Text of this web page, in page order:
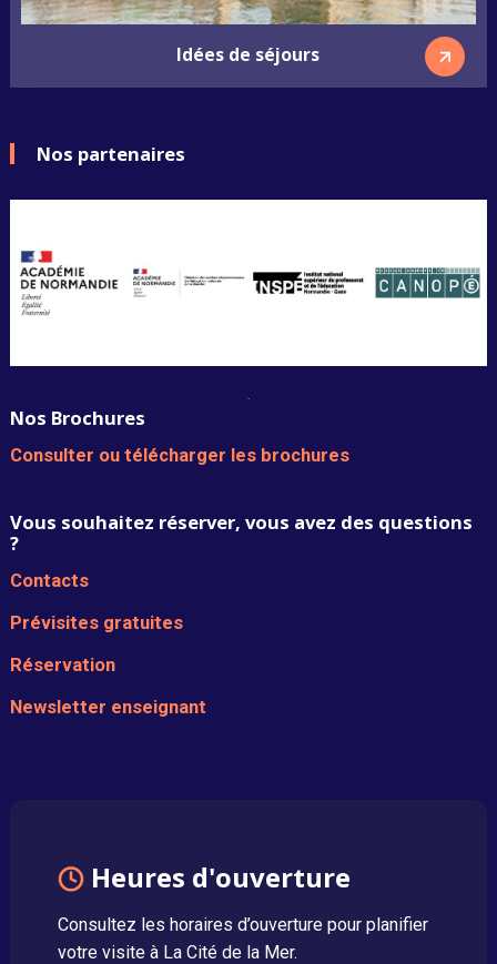
Idées de séjours
Nos partenaires
Nos Brochures
Consulter ou télécharger les brochures
Vous souhaitez réserver, vous avez des questions
?
Contacts
Prévisites gratuites
Réservation
Newsletter enseignant
Heures d'ouverture
Consultez les horaires d’ouverture pour planifier
votre visite à La Cité de la Mer.